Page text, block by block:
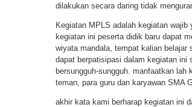
dilakukan secara daring tidak
Kegiatan MPLS adalah kegiatan
kegiatan ini peserta didik baru dapat
wiyata mandala, tempat kalian belajar
dapat berpatisipasi dalam kegiatan ini
bersungguh-sungguh. manfaatkan
teman, para guru dan karyawan SMA
akhir kata kami berharap kegiatan ini